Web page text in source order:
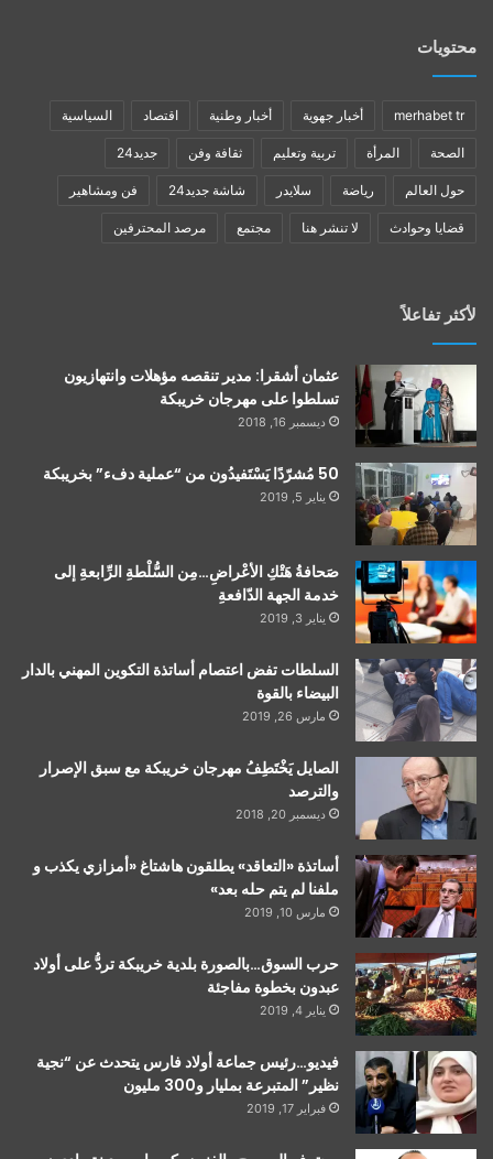
محتويات
merhabet tr أخبار جهوية أخبار وطنية اقتصاد السياسية
الصحة المرأة تربية وتعليم ثقافة وفن جديد24
حول العالم رياضة سلايدر شاشة جديد24 فن ومشاهير
قضايا وحوادث لا تنشر هنا مجتمع مرصد المحترفين
لأكثر تفاعلاً
عثمان أشقرا: مدير تنقصه مؤهلات وانتهازيون
تسلطوا على مهرجان خريبكة
ديسمبر 16, 2018
50 مُشرّدًا يَسْتَفيدُون من “عملية دفء” بخريبكة
يناير 5, 2019
صَحافةُ هَتْكِ الأعْراضِ…مِن السُّلْطةِ الرِّابعةِ إلى
خدمة الجهة الدّافعةِ
يناير 3, 2019
السلطات تفض اعتصام أساتذة التكوين المهني بالدار
البيضاء بالقوة
مارس 26, 2019
الصايل يَخْتَطِفُ مهرجان خريبكة مع سبق الإصرار
والترصد
ديسمبر 20, 2018
أساتذة «التعاقد» يطلقون هاشتاغ «أمزازي يكذب و
ملفنا لم يتم حله بعد»
مارس 10, 2019
حرب السوق…بالصورة بلدية خريبكة تردُّ على أولاد
عبدون بخطوة مفاجئة
يناير 4, 2019
فيديو…رئيس جماعة أولاد فارس يتحدث عن “نجية
نظير” المتبرعة بمليار و300 مليون
فبراير 17, 2019